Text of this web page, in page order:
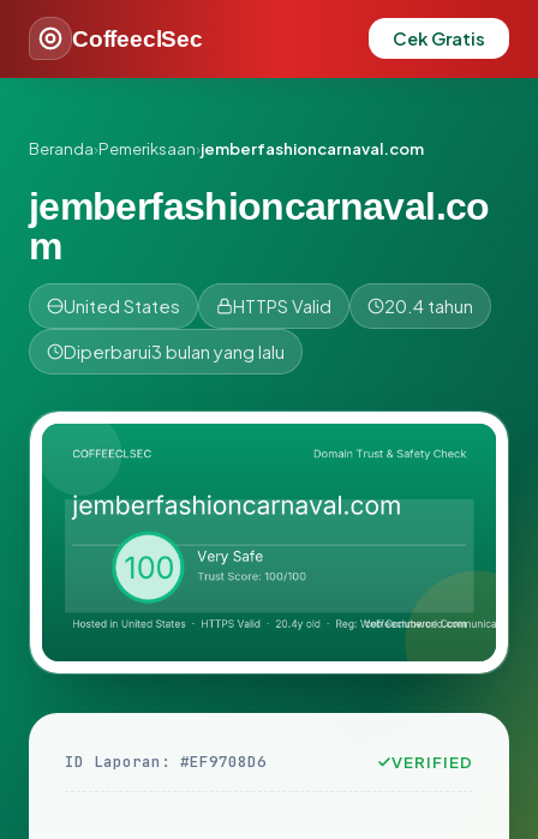
CoffeeclSec Cek Gratis
Beranda›Pemeriksaan›jemberfashioncarnaval.com
jemberfashioncarnaval.co
m
United States HTTPS Valid 20.4 tahun
Diperbarui3 bulan yang lalu
ID Laporan: #EF9708D6 VERIFIED